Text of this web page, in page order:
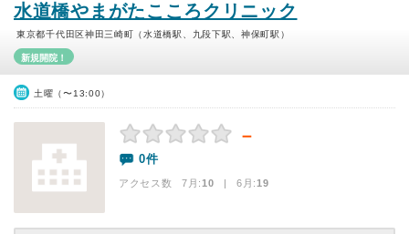
水道橋やまがたこころクリニック
東京都千代田区神田三崎町（水道橋駅、九段下駅、神保町駅）
新規開院！
土曜（〜13:00）
－
0件
アクセス数 7月:10 | 6月:19